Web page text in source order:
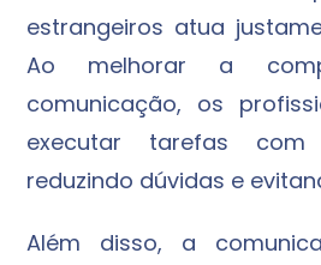
estrangeiros atua
Ao melhorar a
comunicação, os
executar tarefas com
reduzindo dúvidas e
Além disso, a